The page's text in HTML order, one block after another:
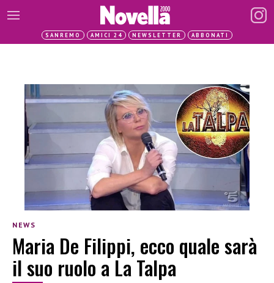
SANREMO AMICI 24 NEWSLETTER ABBONATI
NEWS
Maria De Filippi, ecco quale sarà
il suo ruolo a La Talpa